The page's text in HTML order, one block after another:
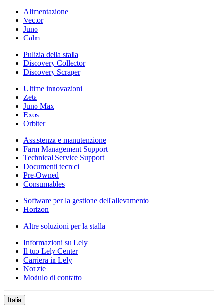
Alimentazione
Vector
Juno
Calm
Pulizia della stalla
Discovery Collector
Discovery Scraper
Ultime innovazioni
Zeta
Juno Max
Exos
Orbiter
Assistenza e manutenzione
Farm Management Support
Technical Service Support
Documenti tecnici
Pre-Owned
Consumables
Software per la gestione dell'allevamento
Horizon
Altre soluzioni per la stalla
Informazioni su Lely
Il tuo Lely Center
Carriera in Lely
Notizie
Modulo di contatto
Italia